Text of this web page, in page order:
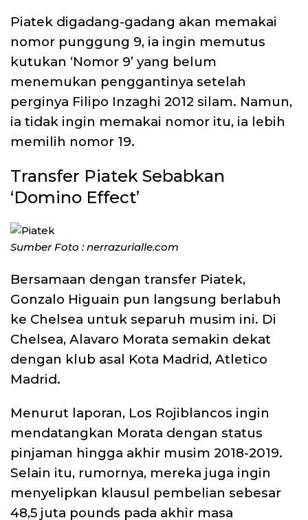
Piatek digadang-gadang akan memakai
nomor punggung 9, ia ingin memutus
kutukan ‘Nomor 9’ yang belum
menemukan penggantinya setelah
perginya Filipo Inzaghi 2012 silam. Namun,
ia tidak ingin memakai nomor itu, ia lebih
memilih nomor 19.
Transfer Piatek Sebabkan
‘Domino Effect’
Sumber Foto : nerrazurialle.com
Bersamaan dengan transfer Piatek,
Gonzalo Higuain pun langsung berlabuh
ke Chelsea untuk separuh musim ini. Di
Chelsea, Alavaro Morata semakin dekat
dengan klub asal Kota Madrid, Atletico
Madrid.
Menurut laporan, Los Rojiblancos ingin
mendatangkan Morata dengan status
pinjaman hingga akhir musim 2018-2019.
Selain itu, rumornya, mereka juga ingin
menyelipkan klausul pembelian sebesar
48,5 juta pounds pada akhir masa